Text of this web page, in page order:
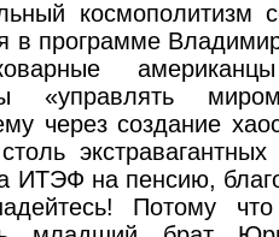
космополитизм
в программе
американцы
«управлять
через создание
ИТЭФ на пенсию,
Потому